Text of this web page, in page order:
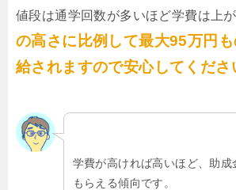
値段は通学回数が多いほど学費は上が
の高さに比例して最大95万円
給されますので安心してくださ
学費が高ければ高いほど、助成
もらえる傾向です。